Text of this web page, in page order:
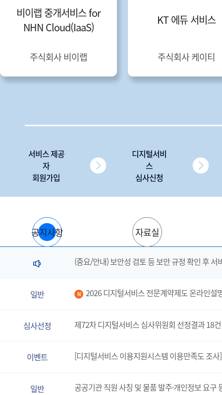
비이랩 중개서비스 for
NHN Cloud(IaaS)
주식회사 비이랩
KT 에듀 서비스
주식회사 케이티
서비스 제공
자
회원가입
디지털서비
스
심사신청
공지사항 자료실
(중요/안내) 보안성 검토 등 보안 규정 확인 후 서
일반 N 2026 디지털서비스 전문계약제도 온라인설
심사선정 제72차 디지털서비스 심사위원회 선정결과 18건
이벤트 [디지털서비스 이용지원시스템 이용만족도 조
일반 공공기관 직원 사칭 및 물품 발주·개인정보 요구